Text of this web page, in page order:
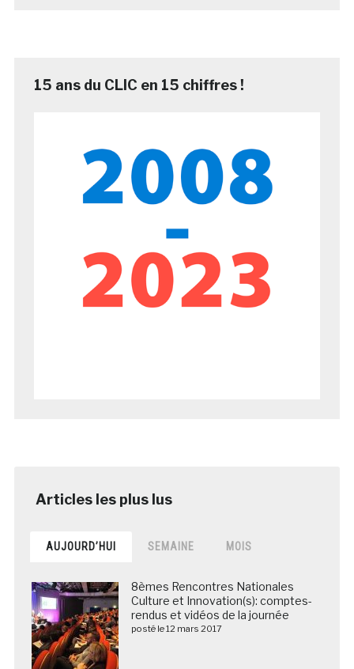
15 ans du CLIC en 15 chiffres !
AUJOURD’HUI SEMAINE MOIS
8èmes Rencontres Nationales
Culture et Innovation(s): comptes-
rendus et vidéos de la journée
posté le 12 mars 2017